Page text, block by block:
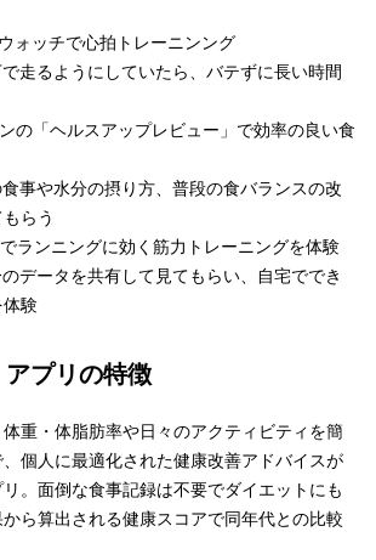
ォッチで心拍トレーニンング
走るようにしていたら、バテずに長い時間
の「ヘルスアップレビュー」で効率の良い食
事や水分の摂り方、普段の食バランスの改
らう
ランニングに効く筋力トレーニングを体験
データを共有して見てもらい、自宅ででき
体験
アプリの特徴
重・体脂肪率や日々のアクティビティを簡
個人に最適化された健康改善アドバイスが
。面倒な食事記録は不要でダイエットにも
ら算出される健康スコアで同年代との比較